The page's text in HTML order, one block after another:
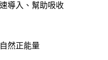
導入、幫助吸收
然正能量